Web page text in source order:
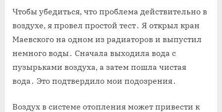
Чтобы убедиться, что проблема действительно в
воздухе, я провел простой тест․ Я открыл кран
Маевского на одном из радиаторов и выпустил
немного воды․ Сначала выходила вода с
пузырьками воздуха, а затем пошла чистая
вода․ Это подтвердило мои подозрения․
Воздух в системе отопления может привести к